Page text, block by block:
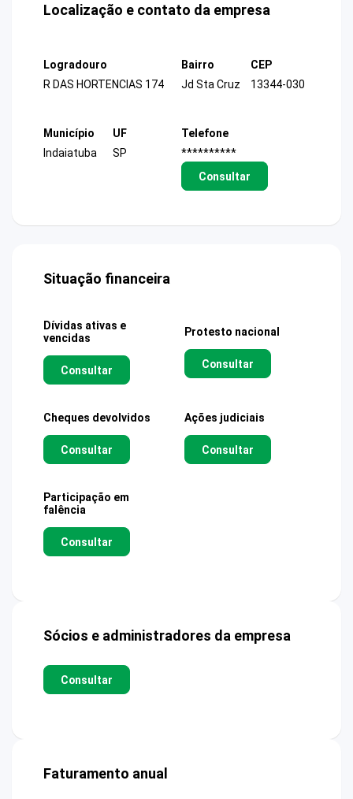
Localização e contato da empresa
Logradouro
R DAS HORTENCIAS 174
Bairro
Jd Sta Cruz
CEP
13344-030
Município
Indaiatuba
UF
SP
Telefone
**********
Consultar
Situação financeira
Dívidas ativas e
vencidas
Consultar
Protesto nacional
Consultar
Cheques devolvidos
Consultar
Ações judiciais
Consultar
Participação em
falência
Consultar
Sócios e administradores da empresa
Consultar
Faturamento anual